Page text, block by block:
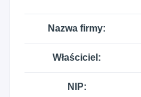
Nazwa firmy:
Właściciel:
NIP: